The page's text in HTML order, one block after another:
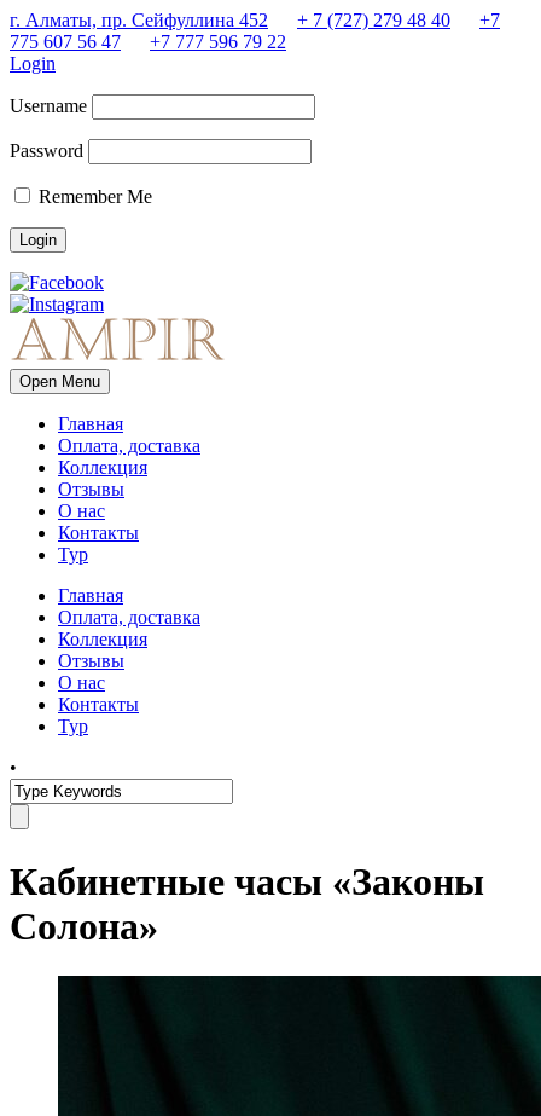
г. Алматы, пр. Сейфуллина 452 + 7 (727) 279 48 40
+7
775 607 56 47
+7 777 596 79 22
Login
Username
Password
Remember Me
Open Menu
Главная
Оплата, доставка
Коллекция
Отзывы
О нас
Контакты
Тур
Главная
Оплата, доставка
Коллекция
Отзывы
О нас
Контакты
Тур
•
Кабинетные часы «Законы
Солона»